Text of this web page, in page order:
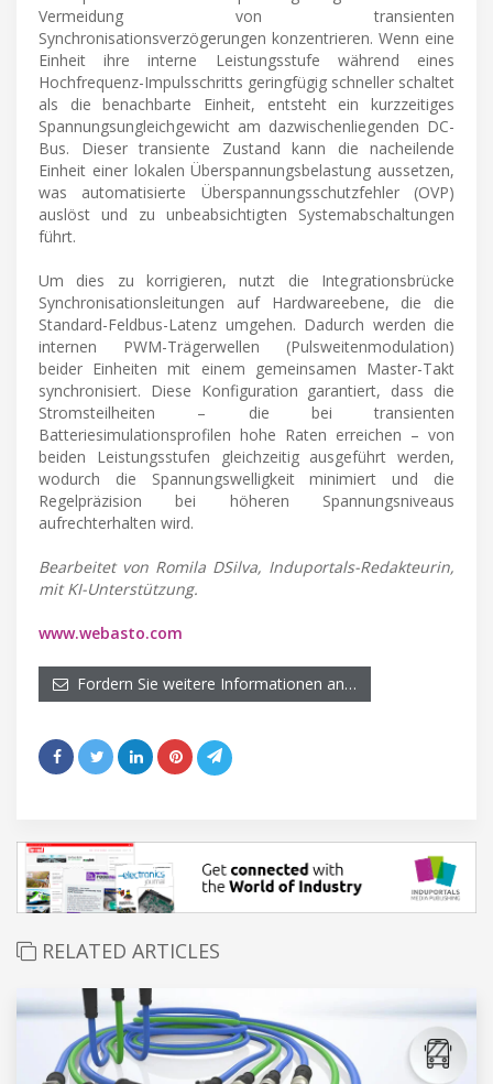
Vermeidung von transienten
Synchronisationsverzögerungen konzentrieren. Wenn eine
Einheit ihre interne Leistungsstufe während eines
Hochfrequenz-Impulsschritts geringfügig schneller schaltet
als die benachbarte Einheit, entsteht ein kurzzeitiges
Spannungsungleichgewicht am dazwischenliegenden DC-
Bus. Dieser transiente Zustand kann die nacheilende
Einheit einer lokalen Überspannungsbelastung aussetzen,
was automatisierte Überspannungsschutzfehler (OVP)
auslöst und zu unbeabsichtigten Systemabschaltungen
führt.
Um dies zu korrigieren, nutzt die Integrationsbrücke
Synchronisationsleitungen auf Hardwareebene, die die
Standard-Feldbus-Latenz umgehen. Dadurch werden die
internen PWM-Trägerwellen (Pulsweitenmodulation)
beider Einheiten mit einem gemeinsamen Master-Takt
synchronisiert. Diese Konfiguration garantiert, dass die
Stromsteilheiten – die bei transienten
Batteriesimulationsprofilen hohe Raten erreichen – von
beiden Leistungsstufen gleichzeitig ausgeführt werden,
wodurch die Spannungswelligkeit minimiert und die
Regelpräzision bei höheren Spannungsniveaus
aufrechterhalten wird.
Bearbeitet von Romila DSilva, Induportals-Redakteurin,
mit KI-Unterstützung.
www.webasto.com
Fordern Sie weitere Informationen an…
RELATED ARTICLES